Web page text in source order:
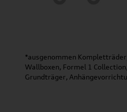
*ausgenommen
Wallboxen, Formel 1
Grundträger,